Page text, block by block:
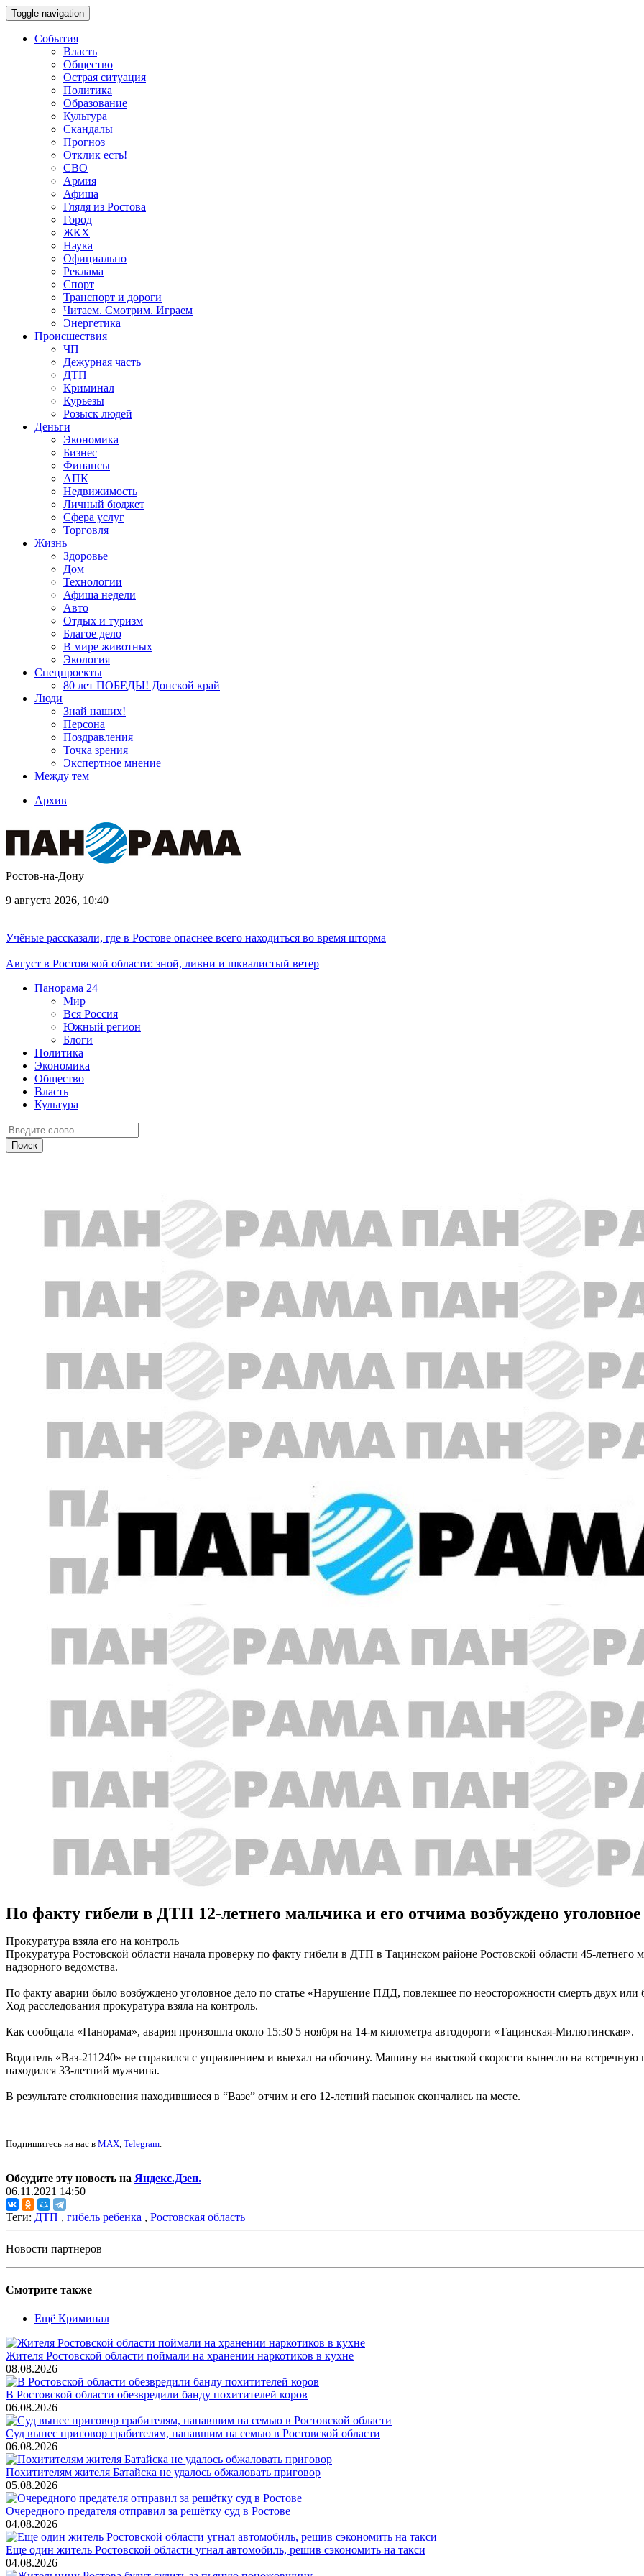
Toggle navigation
События
Власть
Общество
Острая ситуация
Политика
Образование
Культура
Скандалы
Прогноз
Отклик есть!
СВО
Армия
Афиша
Глядя из Ростова
Город
ЖКХ
Наука
Официально
Реклама
Спорт
Транспорт и дороги
Читаем. Смотрим. Играем
Энергетика
Происшествия
ЧП
Дежурная часть
ДТП
Криминал
Курьезы
Розыск людей
Деньги
Экономика
Бизнес
Финансы
АПК
Недвижимость
Личный бюджет
Сфера услуг
Торговля
Жизнь
Здоровье
Дом
Технологии
Афиша недели
Авто
Отдых и туризм
Благое дело
В мире животных
Экология
Спецпроекты
80 лет ПОБЕДЫ! Донской край
Люди
Знай наших!
Персона
Поздравления
Точка зрения
Экспертное мнение
Между тем
Архив
Ростов-на-Дону
9 августа 2026, 10:40
Учёные рассказали, где в Ростове опаснее всего находиться во время шторма
Август в Ростовской области: зной, ливни и шквалистый ветер
Панорама 24
Мир
Вся Россия
Южный регион
Блоги
Политика
Экономика
Общество
Власть
Культура
По факту гибели в ДТП 12-летнего мальчика и его отчима возбуждено уголовное
Прокуратура взяла его на контроль
Прокуратура Ростовской области начала проверку по факту гибели в ДТП в Тацинском районе Ростовской области 45-
надзорного ведомства.
По факту аварии было возбуждено уголовное дело по статье «Нарушение ПДД, повлекшее по неосторожности смерть двух или
Ход расследования прокуратура взяла на контроль.
Как сообщала «Панорама», авария произошла около 15:30 5 ноября на 14-м километра автодороги «Тацинская-Милютинская».
Водитель «Ваз-211240» не справился с управлением и выехал на обочину. Машину на высокой скорости вынесло на встречную
находился 33-летний мужчина.
В результате столкновения находившиеся в “Вазе” отчим и его 12-летний пасынок скончались на месте.
Подпишитесь на нас в MAX, Telegram.
Обсудите эту новость на Яндекс.Дзен.
06.11.2021 14:50
Теги: ДТП , гибель ребенка , Ростовская область
Новости партнеров
Смотрите также
Ещё Криминал
Жителя Ростовской области поймали на хранении наркотиков в кухне
08.08.2026
В Ростовской области обезвредили банду похитителей коров
06.08.2026
Суд вынес приговор грабителям, напавшим на семью в Ростовской области
06.08.2026
Похитителям жителя Батайска не удалось обжаловать приговор
05.08.2026
Очередного предателя отправил за решётку суд в Ростове
04.08.2026
Еще один житель Ростовской области угнал автомобиль, решив сэкономить на такси
04.08.2026